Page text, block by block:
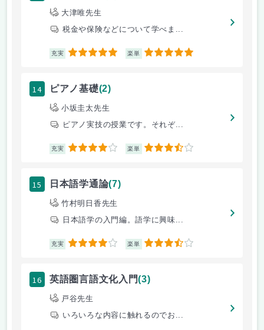
大津唯先生
税金や保険などについて学べま...
充実 5 楽単 5
14 ピアノ基礎(2)
小坂圭太先生
ピアノ実技の授業です。それぞ...
充実 4 楽単 3.5
15 日本語学通論(7)
竹村明日香先生
日本語学の入門編。語学に興味...
充実 4 楽単 3.5
16 英語圏言語文化入門(3)
戸谷先生
いろいろな内容に触れるのでお...